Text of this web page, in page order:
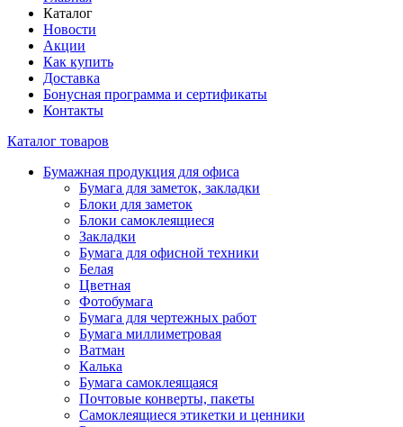
Каталог
Новости
Акции
Как купить
Доставка
Бонусная программа и сертификаты
Контакты
Каталог товаров
Бумажная продукция для офиса
Бумага для заметок, закладки
Блоки для заметок
Блоки самоклеящиеся
Закладки
Бумага для офисной техники
Белая
Цветная
Фотобумага
Бумага для чертежных работ
Бумага миллиметровая
Ватман
Калька
Бумага самоклеящаяся
Почтовые конверты, пакеты
Самоклеящиеся этикетки и ценники